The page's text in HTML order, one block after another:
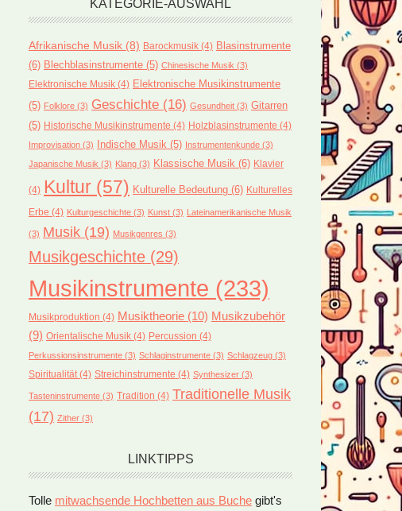
KATEGORIE-AUSWAHL
Afrikanische Musik (8) Barockmusik (4) Blasinstrumente
(6) Blechblasinstrumente (5) Chinesische Musik (3)
Elektronische Musik (4) Elektronische Musikinstrumente
(5) Folklore (3) Geschichte (16) Gesundheit (3) Gitarren
(5) Historische Musikinstrumente (4) Holzblasinstrumente (4)
Improvisation (3) Indische Musik (5) Instrumentenkunde (3)
Japanische Musik (3) Klang (3) Klassische Musik (6) Klavier
(4) Kultur (57) Kulturelle Bedeutung (6) Kulturelles
Erbe (4) Kulturgeschichte (3) Kunst (3) Lateinamerikanische Musik
(3) Musik (19) Musikgenres (3)
Musikgeschichte (29)
Musikinstrumente (233)
Musikproduktion (4) Musiktheorie (10) Musikzubehör
(9) Orientalische Musik (4) Percussion (4)
Perkussionsinstrumente (3) Schlaginstrumente (3) Schlagzeug (3)
Spiritualität (4) Streichinstrumente (4) Synthesizer (3)
Tasteninstrumente (3) Tradition (4) Traditionelle Musik
(17) Zither (3)
LINKTIPPS
Tolle mitwachsende Hochbetten aus Buche gibt's